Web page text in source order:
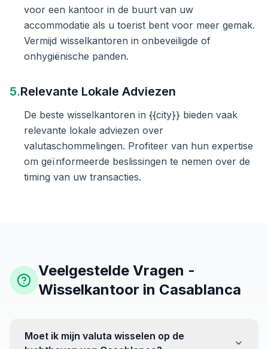
voor een kantoor in de buurt van uw
accommodatie als u toerist bent voor meer gemak.
Vermijd wisselkantoren in onbeveiligde of
onhygiënische panden.
5.Relevante Lokale Adviezen
De beste wisselkantoren in {{city}} bieden vaak
relevante lokale adviezen over
valutaschommelingen. Profiteer van hun expertise
om geïnformeerde beslissingen te nemen over de
timing van uw transacties.
Veelgestelde Vragen -
Wisselkantoor in Casablanca
Moet ik mijn valuta wisselen op de